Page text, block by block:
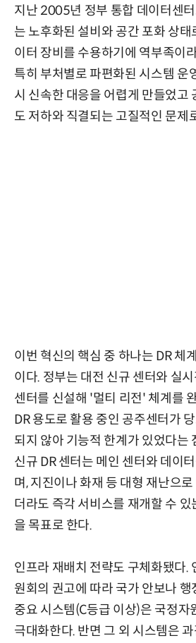
지난 2005년 정부 통합 데이터센
는 노후화된 설비와 공간 포화 상태
이터 장비를 수용하기에 역부족이
특히 부처별로 파편화된 시스템 운
시 신속한 대응을 어렵게 만들었고
도 저하와 직결되는 고질적인 문제
이번 혁신의 핵심 중 하나는 DR 체
이다. 정부는 대전 신규 센터와 실
센터를 신설해 '멀티 리전' 체계를
DR 용도로 활용 중인 공주센터가
되지 않아 기능적 한계가 있었다는
신규 DR 센터는 메인 센터와 데이
며, 지진이나 화재 등 대형 재난으
더라도 즉각 서비스를 재개할 수
을 목표로 한다.
인프라 재배치 전략도 구체화됐다.
원회의 권고에 따라 국가 안보나 행
중요 시스템(C등급 이상)은 국정자
극대화한다. 반면 그 외 시스템은